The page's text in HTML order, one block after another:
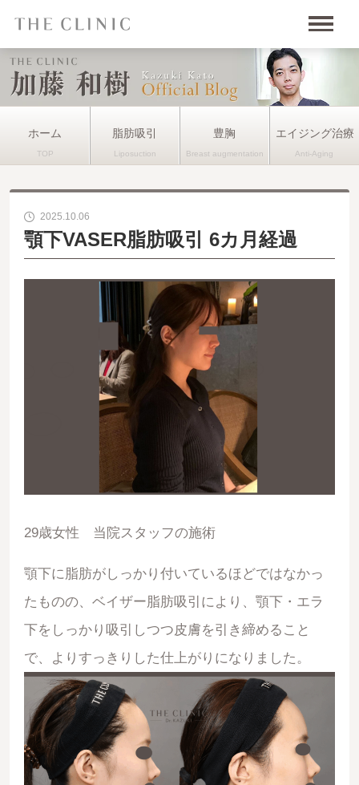
ホーム 脂肪吸引 豊胸 エイジング治療
2025.10.06
顎下VASER脂肪吸引 6カ月経過
29歳女性 当院スタッフの施術
顎下に脂肪がしっかり付いているほどではなかっ
たものの、ベイザー脂肪吸引により、顎下・エラ
下をしっかり吸引しつつ皮膚を引き締めること
で、よりすっきりした仕上がりになりました。